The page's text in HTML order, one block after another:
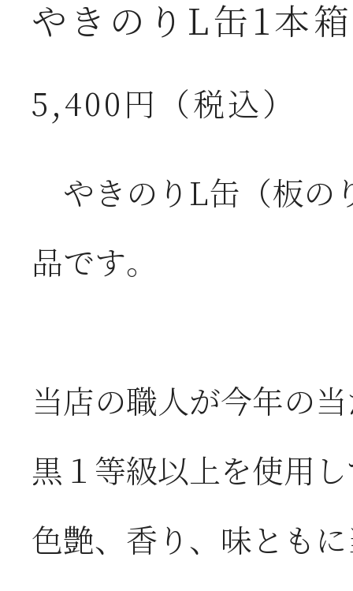
やきのりL缶1本
5,400円（税込）
やきのりL缶（板の
品です。
当店の職人が今年の
黒１等級以上を使用
色艶、香り、味とも